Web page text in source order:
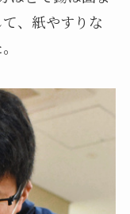
、紙やすりな